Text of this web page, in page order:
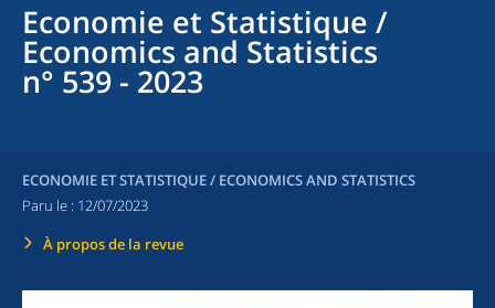
Economie et Statistique /
Economics and Statistics
n° 539 - 2023
ECONOMIE ET STATISTIQUE / ECONOMICS AND STATISTICS
Paru le : 12/07/2023
À propos de la revue